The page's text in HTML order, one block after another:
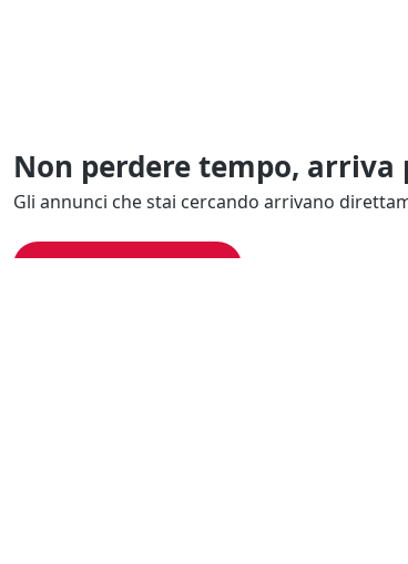
Non perdere tempo, arriva
Gli annunci che stai cercando arrivano
Resta Aggiornato